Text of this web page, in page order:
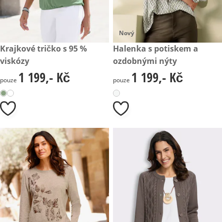
1 199,- Kč
Krajkové tričko s 95 %
viskózy
1 199,- Kč
pouze 1 199,- Kč
Nový
1 199,- Kč
Halenka s potiskem a
ozdobnými nýty
1 199,- Kč
pouze 1 199,- Kč